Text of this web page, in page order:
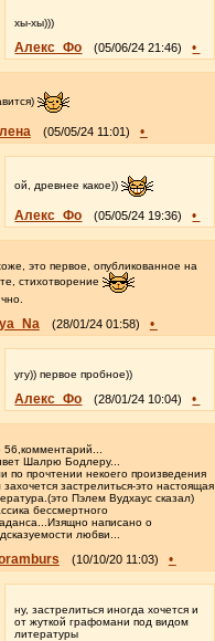
хы-хы)))
Алекс_Фо (05/06/24 21:46) •
(05/05/24 11:01) •
ой, древнее какое))
Алекс_Фо (05/05/24 19:36) •
это первое, опубликованное на
стихотворение
(28/01/24 01:58) •
угу)) первое пробное))
Алекс_Фо (28/01/24 10:04) •
56,комментарий...
Шалрю Бодлеру...
по прочтении некоего произведения
захочется застрелиться-это настоящая
Пэлем Вудхаус сказал)
бессмертного
написано о
любви...
(10/10/20 11:03) •
ну, застрелиться иногда хочется и
от жуткой графомани под видом
литературы